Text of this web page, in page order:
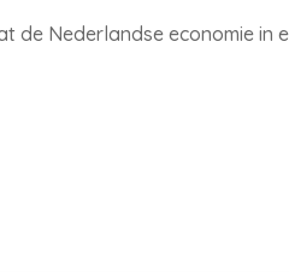
Nederlandse economie in